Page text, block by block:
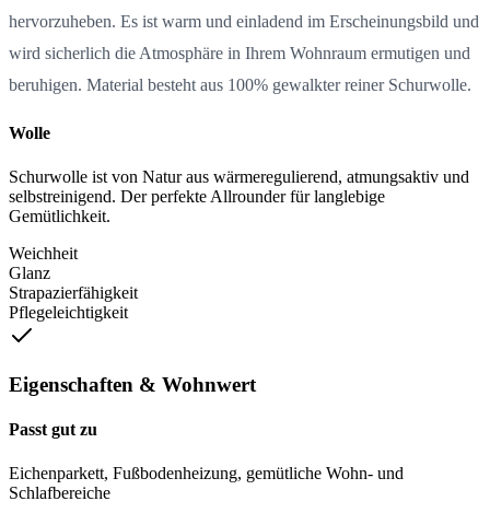
hervorzuheben. Es ist warm und einladend im Erscheinungsbild und
wird sicherlich die Atmosphäre in Ihrem Wohnraum ermutigen und
beruhigen. Material besteht aus 100% gewalkter reiner Schurwolle.
Wolle
Schurwolle ist von Natur aus wärmeregulierend, atmungsaktiv und
selbstreinigend. Der perfekte Allrounder für langlebige
Gemütlichkeit.
Weichheit
Glanz
Strapazierfähigkeit
Pflegeleichtigkeit
Eigenschaften & Wohnwert
Passt gut zu
Eichenparkett, Fußbodenheizung, gemütliche Wohn- und
Schlafbereiche